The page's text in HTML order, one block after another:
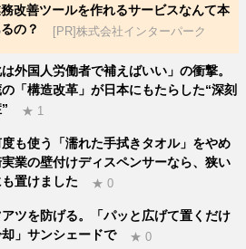
務改善ツールを作れるサービスなんて本
の？
[PR]株式会社インターパーク
は外国人労働者で補えばいい」の衝撃。
「構造改革」が日本にもたらした“深刻
★ 1
も使う「濡れた手拭きタオル」をやめ
業の壁付けディスペンサーなら、狭い
置けました
★ 0
ツを防げる。「パッと広げて置くだけ
却」サンシェードで
★ 0